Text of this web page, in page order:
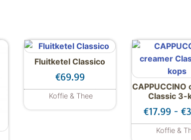
Fluitketel Classico
€69.99
Koffie & Thee
CAPPUCCINO
Classic 3-
€17.99 - €
Koffie &